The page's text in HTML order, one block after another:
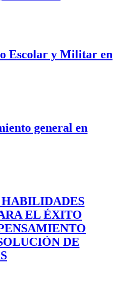
Escolar y Militar en
general en
EL ÉXITO
DE